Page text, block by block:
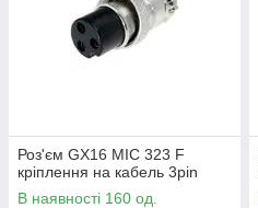
Роз'єм GX16 MIC 323 F
кріплення на кабель 3pin
В наявності 160 од.